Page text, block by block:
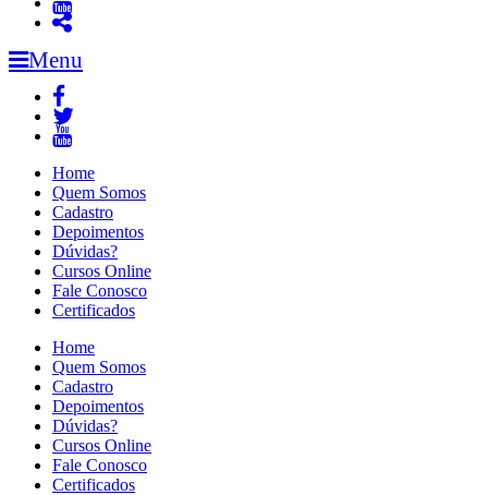
Menu
Home
Quem Somos
Cadastro
Depoimentos
Dúvidas?
Cursos Online
Fale Conosco
Certificados
Home
Quem Somos
Cadastro
Depoimentos
Dúvidas?
Cursos Online
Fale Conosco
Certificados